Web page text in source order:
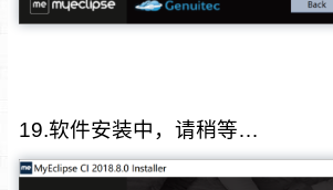
19.软件安装中，请稍等…